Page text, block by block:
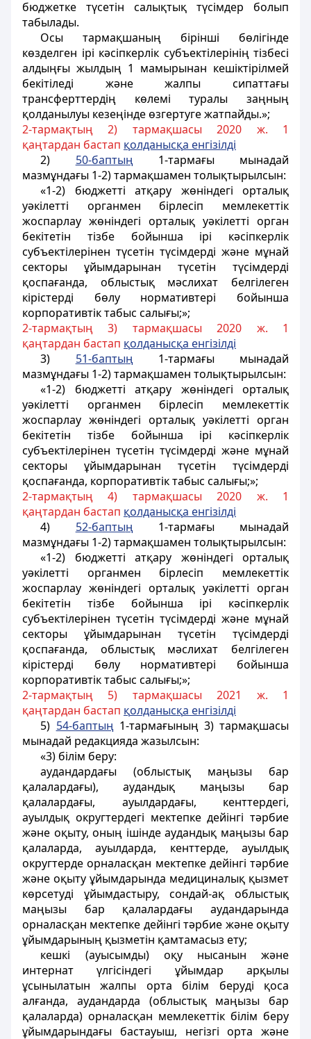
бюджетке түсетін салықтық түсімдер болып
табылады.
Осы тармақшаның бірінші бөлігінде
көзделген ірі кәсіпкерлік субъектілерінің тізбесі
алдыңғы жылдың 1 мамырынан кешіктірілмей
бекітіледі және жалпы сипаттағы
трансферттердің көлемі туралы заңның
қолданылуы кезеңінде өзгертуге жатпайды.»;
2-тармақтың 2) тармақшасы 2020 ж. 1
қаңтардан бастап қолданысқа енгізілді
2) 50-баптың 1-тармағы мынадай
мазмұндағы 1-2) тармақшамен толықтырылсын:
«1-2) бюджетті атқару жөніндегі орталық
уәкілетті органмен бірлесіп мемлекеттік
жоспарлау жөніндегі орталық уәкілетті орган
бекітетін тізбе бойынша ірі кәсіпкерлік
субъектілерінен түсетін түсімдерді және мұнай
секторы ұйымдарынан түсетін түсімдерді
қоспағанда, облыстық мәслихат белгілеген
кірістерді бөлу нормативтері бойынша
корпоративтік табыс салығы;»;
2-тармақтың 3) тармақшасы 2020 ж. 1
қаңтардан бастап қолданысқа енгізілді
3) 51-баптың 1-тармағы мынадай
мазмұндағы 1-2) тармақшамен толықтырылсын:
«1-2) бюджетті атқару жөніндегі орталық
уәкілетті органмен бірлесіп мемлекеттік
жоспарлау жөніндегі орталық уәкілетті орган
бекітетін тізбе бойынша ірі кәсіпкерлік
субъектілерінен түсетін түсімдерді және мұнай
секторы ұйымдарынан түсетін түсімдерді
қоспағанда, корпоративтік табыс салығы;»;
2-тармақтың 4) тармақшасы 2020 ж. 1
қаңтардан бастап қолданысқа енгізілді
4) 52-баптың 1-тармағы мынадай
мазмұндағы 1-2) тармақшамен толықтырылсын:
«1-2) бюджетті атқару жөніндегі орталық
уәкілетті органмен бірлесіп мемлекеттік
жоспарлау жөніндегі орталық уәкілетті орган
бекітетін тізбе бойынша ірі кәсіпкерлік
субъектілерінен түсетін түсімдерді және мұнай
секторы ұйымдарынан түсетін түсімдерді
қоспағанда, облыстық мәслихат белгілеген
кірістерді бөлу нормативтері бойынша
корпоративтік табыс салығы;»;
2-тармақтың 5) тармақшасы 2021 ж. 1
қаңтардан бастап қолданысқа енгізілді
5) 54-баптың 1-тармағының 3) тармақшасы
мынадай редакцияда жазылсын:
«3) білім беру:
аудандардағы (облыстық маңызы бар
қалалардағы), аудандық маңызы бар
қалалардағы, ауылдардағы, кенттердегі,
ауылдық округтердегі мектепке дейінгі тәрбие
және оқыту, оның ішінде аудандық маңызы бар
қалаларда, ауылдарда, кенттерде, ауылдық
округтерде орналасқан мектепке дейінгі тәрбие
және оқыту ұйымдарында медициналық қызмет
көрсетуді ұйымдастыру, сондай-ақ облыстық
маңызы бар қалалардағы аудандарында
орналасқан мектепке дейінгі тәрбие және оқыту
ұйымдарының қызметін қамтамасыз ету;
кешкі (ауысымды) оқу нысанын және
интернат үлгісіндегі ұйымдар арқылы
ұсынылатын жалпы орта білім беруді қоса
алғанда, аудандарда (облыстық маңызы бар
қалаларда) орналасқан мемлекеттік білім беру
ұйымдарындағы бастауыш, негізгі орта және